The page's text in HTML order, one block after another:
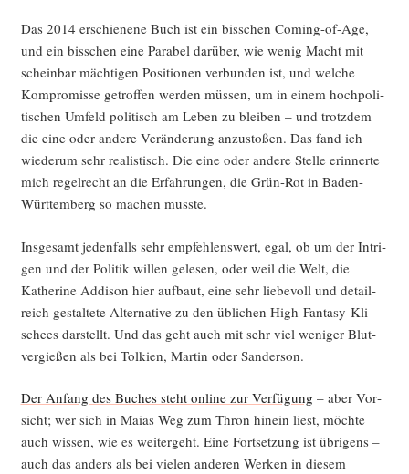
Das 2014 erschie­ne­ne Buch ist ein biss­chen Coming-of-Age,
und ein biss­chen eine Para­bel dar­über, wie wenig Macht mit
schein­bar mäch­ti­gen Posi­tio­nen ver­bun­den ist, und wel­che
Kom­pro­mis­se getrof­fen wer­den müs­sen, um in einem hoch­po­li­
ti­schen Umfeld poli­tisch am Leben zu blei­ben – und trotz­dem
die eine oder ande­re Ver­än­de­rung anzu­sto­ßen. Das fand ich
wie­der­um sehr rea­lis­tisch. Die eine oder ande­re Stel­le erin­ner­te
mich regel­recht an die Erfah­run­gen, die Grün-Rot in Baden-
Würt­tem­berg so machen musste.
Ins­ge­samt jeden­falls sehr emp­feh­lens­wert, egal, ob um der Intri­
gen und der Poli­tik wil­len gele­sen, oder weil die Welt, die
Kathe­ri­ne Addi­son hier auf­baut, eine sehr lie­be­voll und detail­
reich gestal­te­te Alter­na­ti­ve zu den übli­chen High-Fan­ta­sy-Kli­
schees dar­stellt. Und das geht auch mit sehr viel weni­ger Blut­
ver­gie­ßen als bei Tol­ki­en, Mar­tin oder Sanderson.
Der Anfang des Buches steht online zur Ver­fü­gung – aber Vor­
sicht; wer sich in Mai­as Weg zum Thron hin­ein liest, möch­te
auch wis­sen, wie es wei­ter­geht. Eine Fort­set­zung ist übri­gens –
auch das anders als bei vie­len ande­ren Wer­ken in die­sem